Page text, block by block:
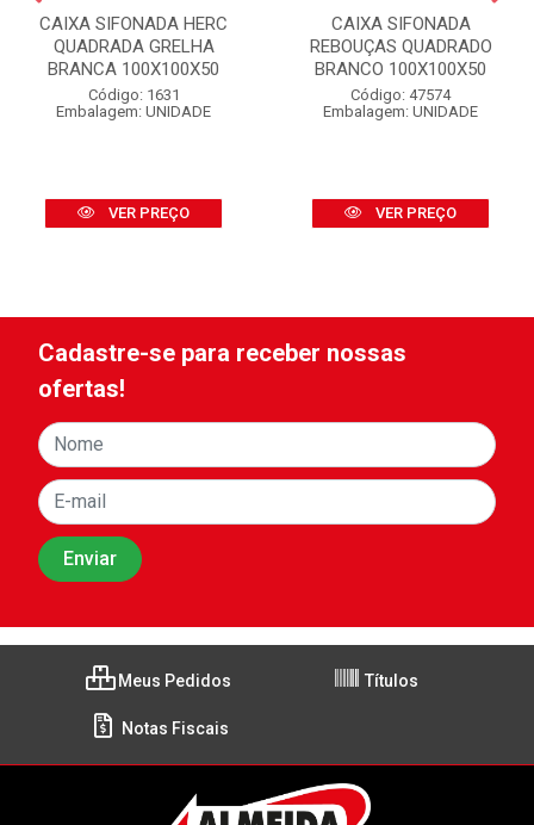
CAIXA SIFONADA HERC
QUADRADA GRELHA
BRANCA 100X100X50
Código: 1631
Embalagem: UNIDADE
VER PREÇO
CAIXA SIFONADA
REBOUÇAS QUADRADO
BRANCO 100X100X50
Código: 47574
Embalagem: UNIDADE
VER PREÇO
Cadastre-se para receber nossas
ofertas!
Meus Pedidos Títulos
Notas Fiscais